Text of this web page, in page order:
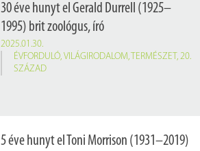
30 éve hunyt el Gerald Durrell (1925–
1995) brit zoológus, író
2025.01.30.
ÉVFORDULÓ, VILÁGIRODALOM, TERMÉSZET, 20.
SZÁZAD
5 éve hunyt el Toni Morrison (1931–2019)